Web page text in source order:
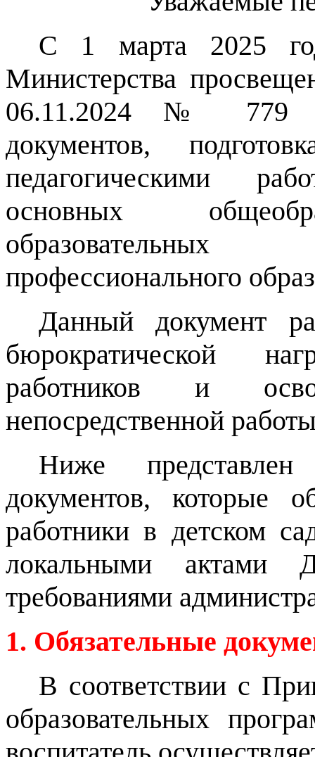
С 1 марта 2025
Министерства
06.11.2024 № 779
документов,
педагогическими
основных
профессионального
Данный документ
бюрократической
работников и
непосредственной
Ниже
документов, которые
работники в детском
локальными актами
требованиями
1. Обязательные
В соответствии с
образовательных